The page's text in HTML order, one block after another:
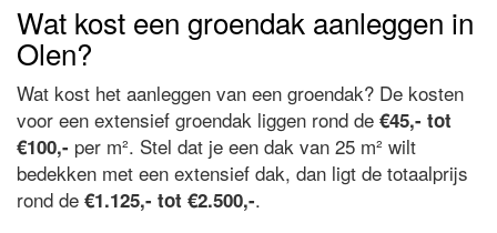
Wat kost een groendak aanleggen in
Olen?
Wat kost het aanleggen van een groendak? De kosten
voor een extensief groendak liggen rond de €45,- tot
€100,- per m². Stel dat je een dak van 25 m² wilt
bedekken met een extensief dak, dan ligt de totaalprijs
rond de €1.125,- tot €2.500,-.